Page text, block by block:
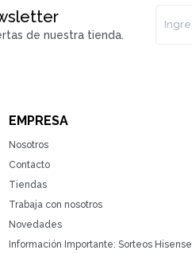
de nuestra tienda.
EMPRESA
Nosotros
Contacto
Tiendas
Trabaja con nosotros
Novedades
Información Importante: Sorteos Hisense